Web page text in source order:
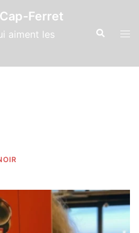
Ferret
aiment les